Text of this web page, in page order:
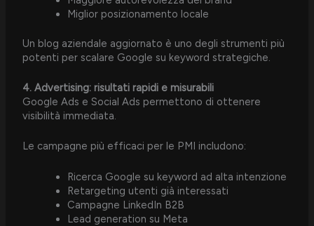
Miglior posizionamento locale
Un blog aziendale aggiornato è uno degli strumenti più
potenti per scalare Google su keyword strategiche.
4. Advertising: risultati rapidi e misurabili
Google Ads e Social Ads permettono di ottenere
visibilità immediata.
Le campagne più efficaci per le PMI includono:
Ricerca Google su keyword ad alta intenzione
Retargeting utenti già interessati
Campagne LinkedIn B2B
Lead generation su Meta